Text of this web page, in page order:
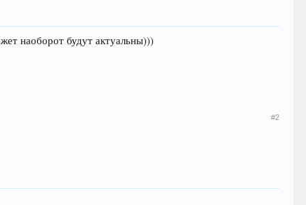
наоборот будут актуальны)))
#2